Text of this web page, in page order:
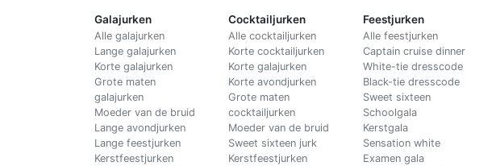
Galajurken
Alle galajurken
Lange galajurken
Korte galajurken
Grote maten
galajurken
Moeder van de bruid
Lange avondjurken
Lange feestjurken
Kerstfeestjurken
Cocktailjurken
Alle cocktailjurken
Korte cocktailjurken
Korte galajurken
Korte avondjurken
Grote maten
cocktailjurken
Moeder van de bruid
Sweet sixteen jurk
Kerstfeestjurken
Feestjurken
Alle feestjurken
Captain cruise dinner
White-tie dresscode
Black-tie dresscode
Sweet sixteen
Schoolgala
Kerstgala
Sensation white
Examen gala